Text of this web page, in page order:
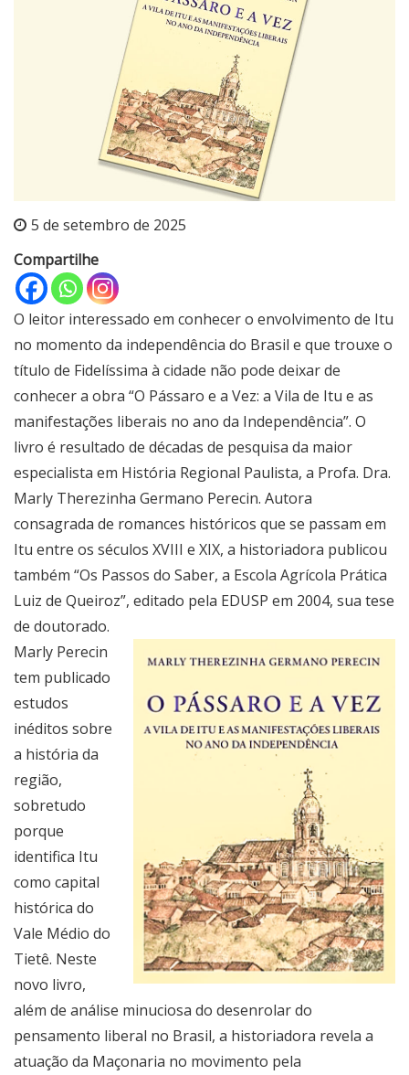
5 de setembro de 2025
Compartilhe
O leitor interessado em conhecer o envolvimento de Itu
no momento da independência do Brasil e que trouxe o
título de Fidelíssima à cidade não pode deixar de
conhecer a obra “O Pássaro e a Vez: a Vila de Itu e as
manifestações liberais no ano da Independência”. O
livro é resultado de décadas de pesquisa da maior
especialista em História Regional Paulista, a Profa. Dra.
Marly Therezinha Germano Perecin. Autora
consagrada de romances históricos que se passam em
Itu entre os séculos XVIII e XIX, a historiadora publicou
também “Os Passos do Saber, a Escola Agrícola Prática
Luiz de Queiroz”, editado pela EDUSP em 2004, sua tese
de doutorado.
Marly Perecin
tem publicado
estudos
inéditos sobre
a história da
região,
sobretudo
porque
identifica Itu
como capital
histórica do
Vale Médio do
Tietê. Neste
novo livro,
além de análise minuciosa do desenrolar do
pensamento liberal no Brasil, a historiadora revela a
atuação da Maçonaria no movimento pela